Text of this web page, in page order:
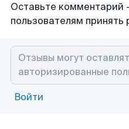
Оставьте комментарий
пользователям принять
Войти